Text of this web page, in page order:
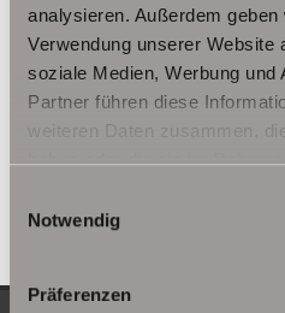
analysieren. Außerdem
Verwendung unserer Website
soziale Medien, Werbung und
Partner führen diese
weiteren Daten zusammen,
haben oder die sie im
Notwendig
Präferenzen
Immo Am Ettersberg Haus Am
kaufen Am Ettersberg Immobilie
Ettersberg Hauskauf Am Ettersberg
Einfamilienhaus Am
Ettersberg